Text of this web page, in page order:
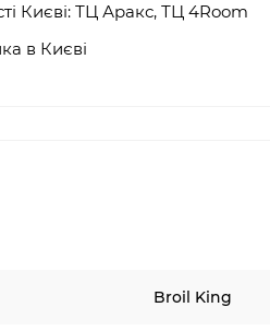
Києві: ТЦ Аракс, ТЦ 4Room
в Києві
Broil King